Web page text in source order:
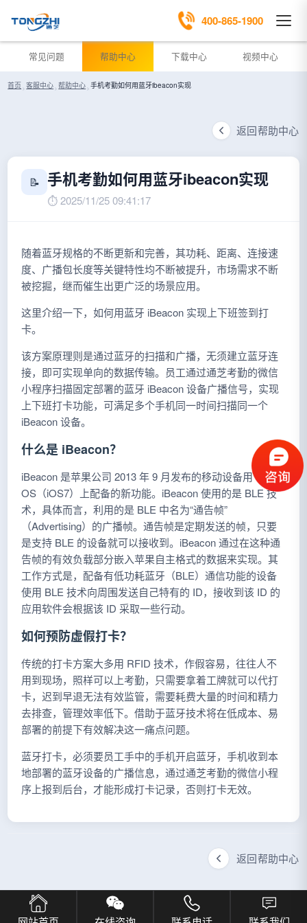
400-865-1900
常见问题 帮助中心 下载中心 视频中心
首页 › 客服中心 › 帮助中心 › 手机考勤如何用蓝牙ibeacon实现
返回帮助中心
📝 手机考勤如何用蓝牙ibeacon实现
⏱ 2025/11/25 09:41:17
随着蓝牙规格的不断更新和完善，其功耗、距离、连接速
度、广播包长度等关键特性均不断被提升，市场需求不断
被挖掘，继而催生出更广泛的场景应用。
这里介绍一下，如何用蓝牙 iBeacon 实现上下班签到打
卡。
该方案原理则是通过蓝牙的扫描和广播，无须建立蓝牙连
接，即可实现单向的数据传输。员工通过通芝考勤的微信
小程序扫描固定部署的蓝牙 iBeacon 设备广播信号，实现
上下班打卡功能，可满足多个手机同一时间扫描同一个
iBeacon 设备。
什么是 iBeacon？
iBeacon 是苹果公司 2013 年 9 月发布的移动设备用
OS（iOS7）上配备的新功能。iBeacon 使用的是 BLE 技
术，具体而言，利用的是 BLE 中名为“通告帧”
（Advertising）的广播帧。通告帧是定期发送的帧，只要
是支持 BLE 的设备就可以接收到。iBeacon 通过在这种通
告帧的有效负载部分嵌入苹果自主格式的数据来实现。其
工作方式是，配备有低功耗蓝牙（BLE）通信功能的设备
使用 BLE 技术向周围发送自己特有的 ID，接收到该 ID 的
应用软件会根据该 ID 采取一些行动。
如何预防虚假打卡？
传统的打卡方案大多用 RFID 技术，作假容易，往往人不
用到现场，照样可以上考勤，只需要拿着工牌就可以代打
卡，迟到早退无法有效监管，需要耗费大量的时间和精力
去排查，管理效率低下。借助于蓝牙技术将在低成本、易
部署的前提下有效解决这一痛点问题。
蓝牙打卡，必须要员工手中的手机开启蓝牙，手机收到本
地部署的蓝牙设备的广播信息，通过通芝考勤的微信小程
序上报到后台，才能形成打卡记录，否则打卡无效。
返回帮助中心